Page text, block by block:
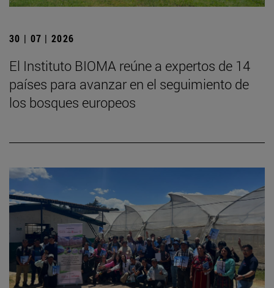
30 | 07 | 2026
El Instituto BIOMA reúne a expertos de 14
países para avanzar en el seguimiento de
los bosques europeos